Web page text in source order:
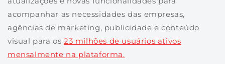
acompanhar as necessidades das empresas,
agências de marketing, publicidade e conteúdo
visual para os 23 milhões de usuários ativos
mensalmente na plataforma.